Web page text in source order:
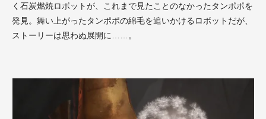
く石炭燃焼ロボットが、これまで見たことのなかったタンポポを
発見。舞い上がったタンポポの綿毛を追いかけるロボットだが、
ストーリーは思わぬ展開に……。